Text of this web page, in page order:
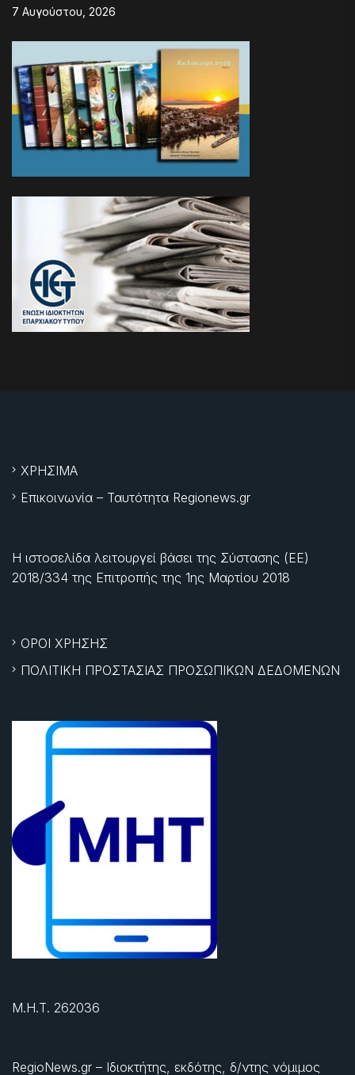
7 Αυγούστου, 2026
ΧΡΗΣΙΜΑ
Επικοινωνία – Ταυτότητα Regionews.gr
Η ιστοσελίδα λειτουργεί βάσει της Σύστασης (ΕΕ)
2018/334 της Επιτροπής της 1ης Μαρτίου 2018
ΟΡΟΙ ΧΡΗΣΗΣ
ΠΟΛΙΤΙΚΗ ΠΡΟΣΤΑΣΙΑΣ ΠΡΟΣΩΠΙΚΩΝ ΔΕΔΟΜΕΝΩΝ
Μ.Η.Τ. 262036
RegioNews.gr – Ιδιοκτήτης, εκδότης, δ/ντης νόμιμος